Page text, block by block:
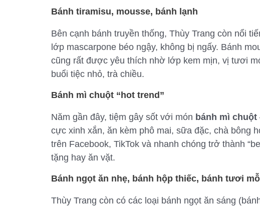
Bánh tiramisu, mousse, bánh lạnh
Bên cạnh bánh truyền thống, Thùy Trang còn nổi
lớp mascarpone béo ngậy, không bị ngấy. Bánh
cũng rất được yêu thích nhờ lớp kem mịn, vị tươi
buổi tiệc nhỏ, trà chiều.
Bánh mì chuột “hot trend”
Năm gần đây, tiệm gây sốt với món bánh mì chuột
cực xinh xắn, ăn kèm phô mai, sữa đặc, chà bông
trên Facebook, TikTok và nhanh chóng trở thành
tặng hay ăn vặt.
Bánh ngọt ăn nhẹ, bánh hộp thiếc, bánh tươi
Thùy Trang còn có các loại bánh ngọt ăn sáng